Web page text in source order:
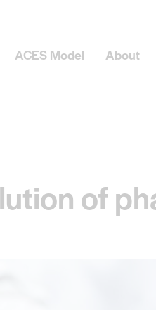
ACES Model About
of